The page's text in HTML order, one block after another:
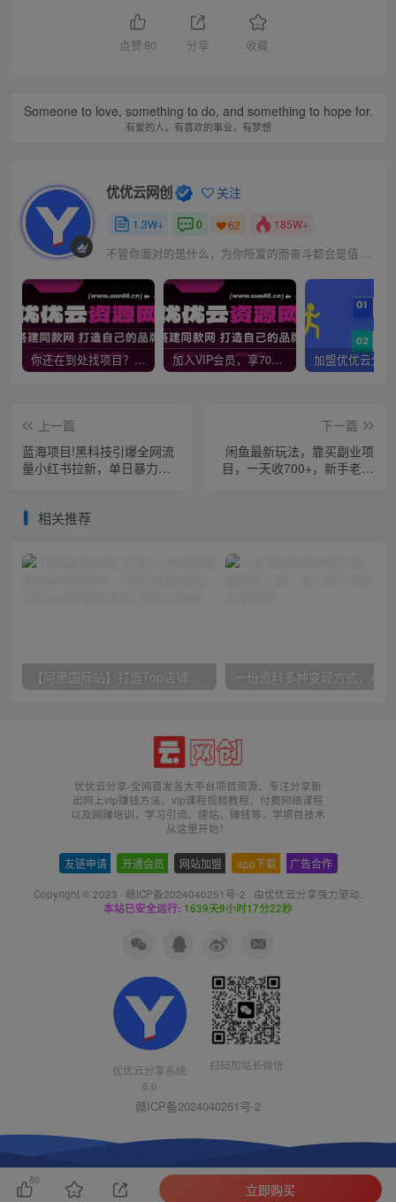
点赞 80 分享 收藏
Someone to love, something to do, and something to hope for.
有爱的人，有喜欢的事业，有梦想
优优云网创 关注
1.3W+ 0 62 185W+
不管你面对的是什么，为你所爱的而奋斗都会是值得的
你还在到处找项目？还在当韭菜？我靠网创资源站一个月收入5万+，曾经我也是个失败者。 加入VIP会员，享70%的推广提成，免费学习多种网上创业课程，菜鸟秒变大神！
上一篇
蓝海项目!黑科技引爆全网流
量小红书拉新，单日暴力收
下一篇
闲鱼最新玩法，靠买副业项
目，一天收700+，新手老手
相关推荐
优优云分享-全网首发各大平台项目资源、专注分享新
出网上vip赚钱方法、vip课程视频教程、付费网络课程
以及网赚培训，学习引流、建站、赚钱等，学项目技术
从这里开始！
友链申请 开通会员 网站加盟 app下载 广告合作
Copyright © 2023 · 赣ICP备2024040251号-2 · 由优优云分享强力驱动.
本站已安全运行: 1639天9小时17分22秒
优优云分享系统
5.0
扫码加站长微信
赣ICP备2024040251号-2
80
立即购买